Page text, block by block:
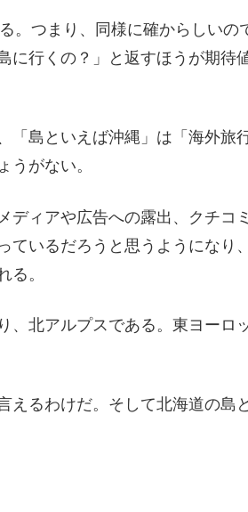
。つまり、同様に確からしいの
に行くの？」と返すほうが期待
「島といえば沖縄」は「海外旅
うがない。
ディアや広告への露出、クチコ
いるだろうと思うようになり
る。
、北アルプスである。東ヨーロ
えるわけだ。そして北海道の島